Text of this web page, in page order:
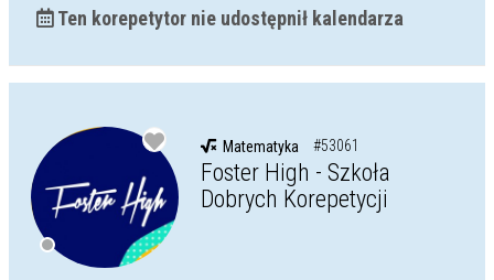
Ten korepetytor nie udostępnił kalendarza
Matematyka #53061
Foster High - Szkoła
Dobrych Korepetycji